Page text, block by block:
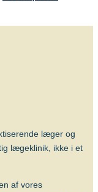
for at
særligt
2-3 uger
bør
læger og
lægeklinik, ikke i et
af vores